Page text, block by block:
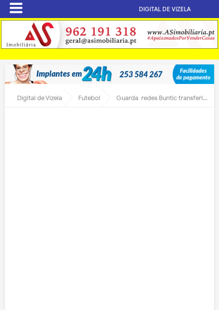
DIGITAL DE VIZELA
Digital de Vizela Futebol Guarda-redes Buntic transferido para o Qarabag